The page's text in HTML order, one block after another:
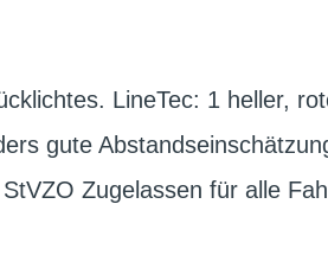
LineTec: 1 heller,
gute
Zugelassen für alle